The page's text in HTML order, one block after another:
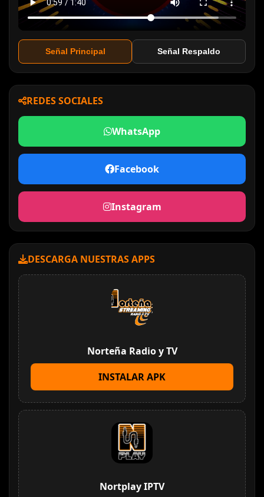
Señal Principal Señal Respaldo
REDES SOCIALES
WhatsApp
Facebook
Instagram
DESCARGA NUESTRAS APPS
Norteña Radio y TV
INSTALAR APK
Nortplay IPTV